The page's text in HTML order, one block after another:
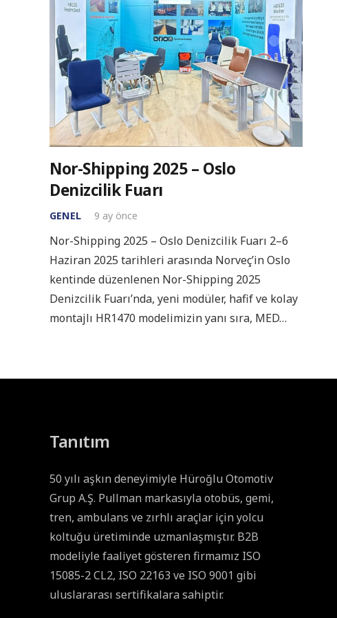
Nor-Shipping 2025 – Oslo
Denizcilik Fuarı
GENEL 9 ay önce
Nor-Shipping 2025 – Oslo Denizcilik Fuarı 2–6
Haziran 2025 tarihleri arasında Norveç’in Oslo
kentinde düzenlenen Nor-Shipping 2025
Denizcilik Fuarı’nda, yeni modüler, hafif ve kolay
montajlı HR1470 modelimizin yanı sıra, MED…
Tanıtım
50 yılı aşkın deneyimiyle Hüroğlu Otomotiv
Grup A.Ş. Pullman markasıyla otobüs, gemi,
tren, ambulans ve zırhlı araçlar için yolcu
koltuğu üretiminde uzmanlaşmıştır. B2B
modeliyle faaliyet gösteren firmamız ISO
15085-2 CL2, ISO 22163 ve ISO 9001 gibi
uluslararası sertifikalara sahiptir.